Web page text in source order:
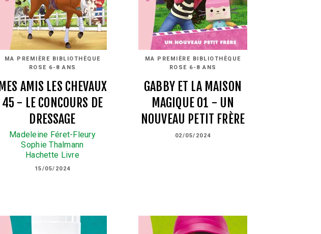
MA PREMIÈRE BIBLIOTHÈQUE
ROSE 6-8 ANS
MES AMIS LES CHEVAUX
45 - LE CONCOURS DE
DRESSAGE
Madeleine Féret-Fleury
Sophie Thalmann
Hachette Livre
15/05/2024
MA PREMIÈRE BIBLIOTHÈQUE
ROSE 6-8 ANS
GABBY ET LA MAISON
MAGIQUE 01 - UN
NOUVEAU PETIT FRÈRE
02/05/2024